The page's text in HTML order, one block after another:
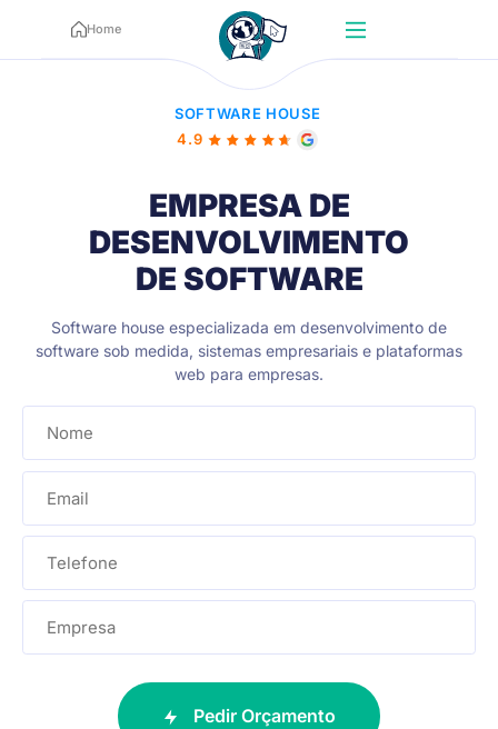
Home
SOFTWARE HOUSE
4.9
EMPRESA DE
DESENVOLVIMENTO
DE SOFTWARE
Software house especializada em desenvolvimento de
software sob medida, sistemas empresariais e plataformas
web para empresas.
Pedir Orçamento